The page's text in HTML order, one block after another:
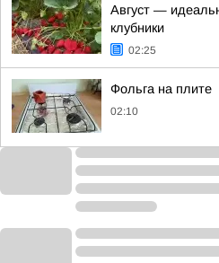
Август —
клубники
02:25
Фольга на плите
02:10